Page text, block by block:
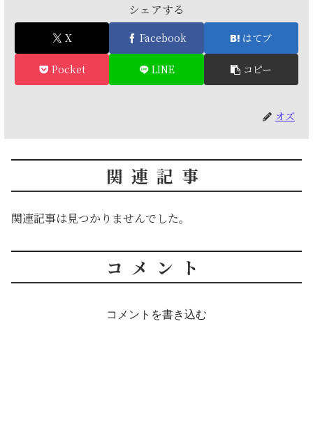
シェアする
X Facebook はてブ
Pocket LINE コピー
オズ
関連記事
関連記事は見つかりませんでした。
コメント
コメントを書き込む